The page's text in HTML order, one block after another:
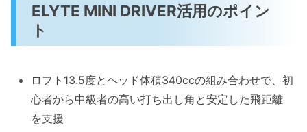
ELYTE MINI DRIVER活用のポイン
ト
ロフト13.5度とヘッド体積340ccの組み合わせで、初
心者から中級者の高い打ち出し角と安定した飛距離
を支援